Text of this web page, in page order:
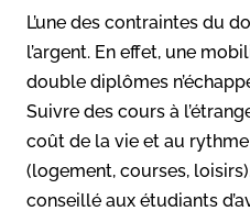
L’une des contraintes du
l’argent. En effet, une
double diplômes
Suivre des cours à
coût de la vie et au
(logement, courses,
conseillé aux étudiants